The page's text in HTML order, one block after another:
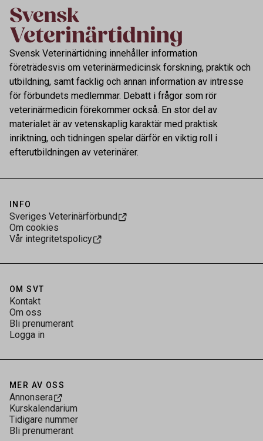
Svensk Veterinärtidning innehåller information
företrädesvis om veterinärmedicinsk forskning, praktik och
utbildning, samt facklig och annan information av intresse
för förbundets medlemmar. Debatt i frågor som rör
veterinärmedicin förekommer också. En stor del av
materialet är av vetenskaplig karaktär med praktisk
inriktning, och tidningen spelar därför en viktig roll i
efterutbildningen av veterinärer.
INFO
Sveriges Veterinärförbund
Om cookies
Vår integritetspolicy
OM SVT
Kontakt
Om oss
Bli prenumerant
Logga in
MER AV OSS
Annonsera
Kurskalendarium
Tidigare nummer
Bli prenumerant